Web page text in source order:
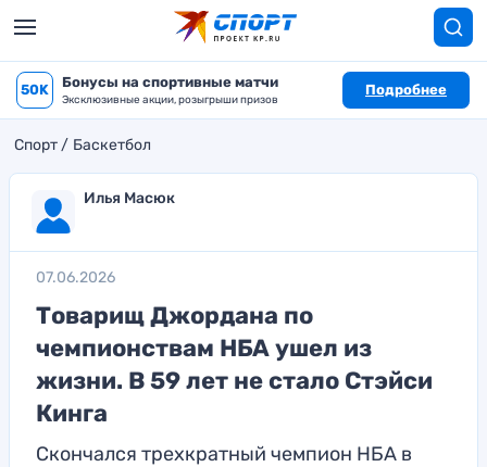
50K Бонусы на спортивные матчи
Эксклюзивные акции, розыгрыши призов
Подробнее
Спорт Баскетбол
Илья Масюк
07.06.2026
Товарищ Джордана по
чемпионствам НБА ушел из
жизни. В 59 лет не стало Стэйси
Кинга
Скончался трехкратный чемпион НБА в